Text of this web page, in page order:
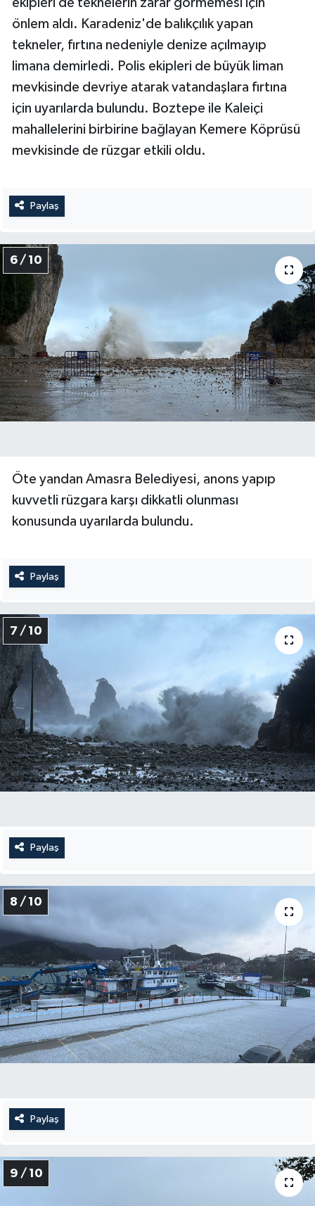
ekipleri de teknelerin zarar görmemesi için
önlem aldı. Karadeniz'de balıkçılık yapan
tekneler, fırtına nedeniyle denize açılmayıp
limana demirledi. Polis ekipleri de büyük liman
mevkisinde devriye atarak vatandaşlara fırtına
için uyarılarda bulundu. Boztepe ile Kaleiçi
mahallelerini birbirine bağlayan Kemere Köprüsü
mevkisinde de rüzgar etkili oldu.
Paylaş
6 / 10
Öte yandan Amasra Belediyesi, anons yapıp
kuvvetli rüzgara karşı dikkatli olunması
konusunda uyarılarda bulundu.
Paylaş
7 / 10
Paylaş
8 / 10
Paylaş
9 / 10